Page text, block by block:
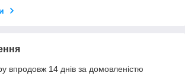
впродовж 14 днів за домовленістю